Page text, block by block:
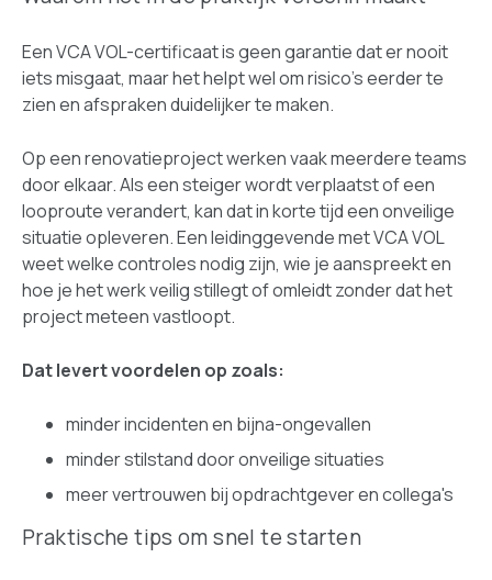
Een VCA VOL-certificaat is geen garantie dat er nooit
iets misgaat, maar het helpt wel om risico's eerder te
zien en afspraken duidelijker te maken.
Op een renovatieproject werken vaak meerdere teams
door elkaar. Als een steiger wordt verplaatst of een
looproute verandert, kan dat in korte tijd een onveilige
situatie opleveren. Een leidinggevende met VCA VOL
weet welke controles nodig zijn, wie je aanspreekt en
hoe je het werk veilig stillegt of omleidt zonder dat het
project meteen vastloopt.
Dat levert voordelen op zoals:
minder incidenten en bijna-ongevallen
minder stilstand door onveilige situaties
meer vertrouwen bij opdrachtgever en collega's
Praktische tips om snel te starten